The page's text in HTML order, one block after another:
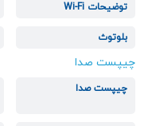
توضیحات Wi-Fi
بلوتوث
چیپست صدا
چیپست صدا